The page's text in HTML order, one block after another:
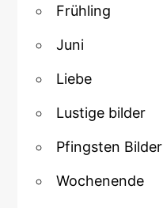
Frühling
Juni
Liebe
Lustige bilder
Pfingsten Bilder
Wochenende